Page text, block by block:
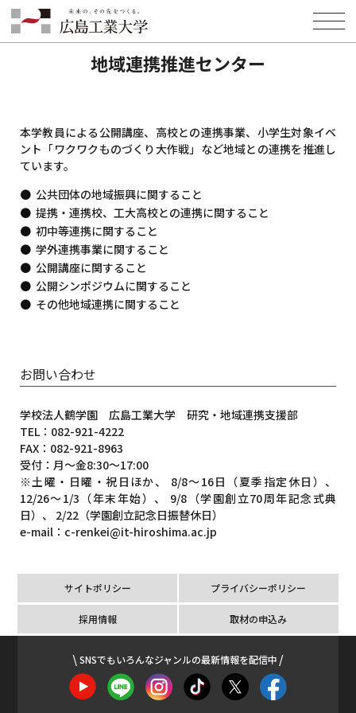
HOME 地域・一般の皆様へ
地域連携推進センター
本学教員による公開講座、高校との連携事業、小学生対象イベ
ント「ワクワクものづくり大作戦」など地域との連携を推進し
ています。
公共団体の地域振興に関すること
提携・連携校、工大高校との連携に関すること
初中等連携に関すること
学外連携事業に関すること
公開講座に関すること
公開シンポジウムに関すること
その他地域連携に関すること
お問い合わせ
学校法人鶴学園 広島工業大学 研究・地域連携支援部
TEL：082-921-4222
FAX：082-921-8963
受付：月〜金8:30〜17:00
※土曜・日曜・祝日ほか、 8/8～16日（夏季指定休日）、
12/26～1/3（年末年始）、 9/8（学園創立70周年記念式典
日）、 2/22（学園創立記念日振替休日）
e-mail：c-renkei@it-hiroshima.ac.jp
サイトポリシー プライバシーポリシー
採用情報 取材の申込み
SNSでもいろんなジャンルの最新情報を配信中